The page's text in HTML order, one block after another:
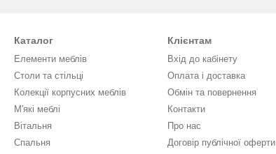
Каталог
Елементи меблів
Столи та стільці
Колекції корпусних меблів
М'які меблі
Вітальня
Спальня
Клієнтам
Вхід до кабінету
Оплата і доставка
Обмін та повернення
Контакти
Про нас
Договір публічної оферти